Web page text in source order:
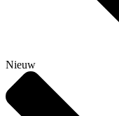
Nieuw